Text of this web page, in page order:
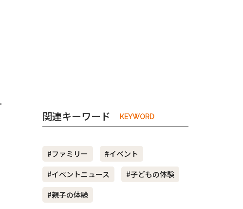
関連キーワード KEYWORD
#ファミリー
#イベント
#イベントニュース
#子どもの体験
#親子の体験